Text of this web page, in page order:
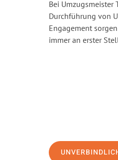
Bei
Durchführung von
Engagement
immer an erster